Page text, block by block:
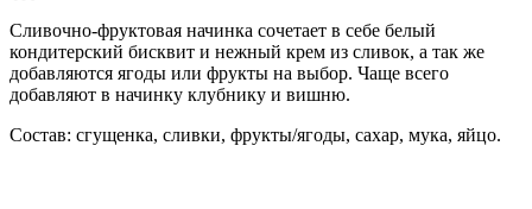
Сливочно-фруктовая начинка сочетает в себе белый
кондитерский бисквит и нежный крем из сливок, а так же
добавляются ягоды или фрукты на выбор. Чаще всего
добавляют в начинку клубнику и вишню.
Состав: сгущенка, сливки, фрукты/ягоды, сахар, мука, яйцо.